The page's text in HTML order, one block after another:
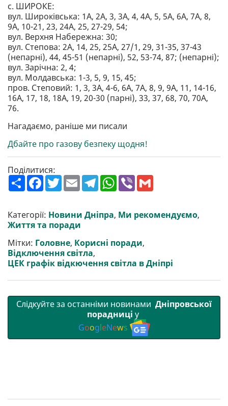
с. ШИРОКЕ:
вул. Широківська: 1А, 2А, 3, 3А, 4, 4А, 5, 5А, 6А, 7А, 8,
9А, 10-21, 23, 24А, 25, 27-29, 54;
вул. Верхня Набережна: 30;
вул. Степова: 2А, 14, 25, 25А, 27/1, 29, 31-35, 37-43
(непарні), 44, 45-51 (непарні), 52, 53-74, 87; (непарні);
вул. Зарічна: 2, 4;
вул. Молдавська: 1-3, 5, 9, 15, 45;
пров. Степовий: 1, 3, 3А, 4-6, 6А, 7А, 8, 9, 9А, 11, 14-16,
16А, 17, 18, 18А, 19, 20-30 (парні), 33, 37, 68, 70, 70А,
76.
Нагадаємо, раніше ми писали
Дбайте про газову безпеку щодня!
Поділитися:
П
о
р
и
т
F
a
b
o
o
T
w
t
e
r
E
m
l
T
e
g
r
W
h
s
A
V
r l
Категорії: Новини Дніпра, Ми рекомендуємо,
Життя та поради
Мітки: Головне, Корисні поради,
Відключення світла,
ЦЕК графік відкючення світла в Дніпрі
Слідкуйте за останніми новинами Дніпровської
порадниці у
GoogleNews